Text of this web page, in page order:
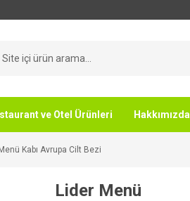
ve Otel Ürünleri Hakkımızda
Kabı Avrupa Cilt Bezi
Lider Menü